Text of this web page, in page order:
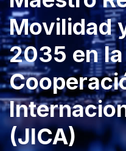
Movilidad
2035 en
(JICA)